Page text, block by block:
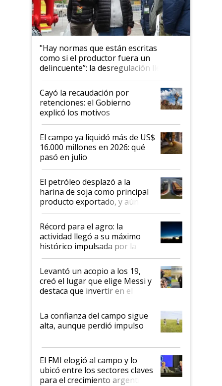
"Hay normas que están escritas
como si el productor fuera un
delincuente”: la desregulación llegó
al Congreso Aapresid y hasta se
habló del financiamiento al IPCVA
Cayó la recaudación por
retenciones: el Gobierno
explicó los motivos
El campo ya liquidó más de US$
16.000 millones en 2026: qué
pasó en julio
El petróleo desplazó a la
harina de soja como principal
producto exportado, y aún así
el agro aportó casi seis de cada
diez dólares y sostuvo el
liderazgo en un semestre
récord
Récord para el agro: la
actividad llegó a su máximo
histórico impulsada por la
cosecha y las exportaciones
Levantó un acopio a los 19,
creó el lugar que elige Messi y
destaca que invertir en el
kirchnerismo era como "darle
plata a un hijo para droga":
Juan Félix Rossetti, el libertario
que de una dura crisis salió
de Milei
La confianza del campo sigue
alta, aunque perdió impulso
El FMI elogió al campo y lo
ubicó entre los sectores claves
para el crecimiento argentino